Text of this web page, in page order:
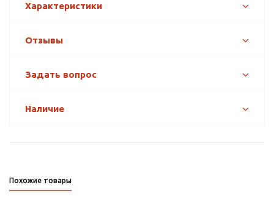
Характеристики
Отзывы
Задать вопрос
Наличие
Похожие товары